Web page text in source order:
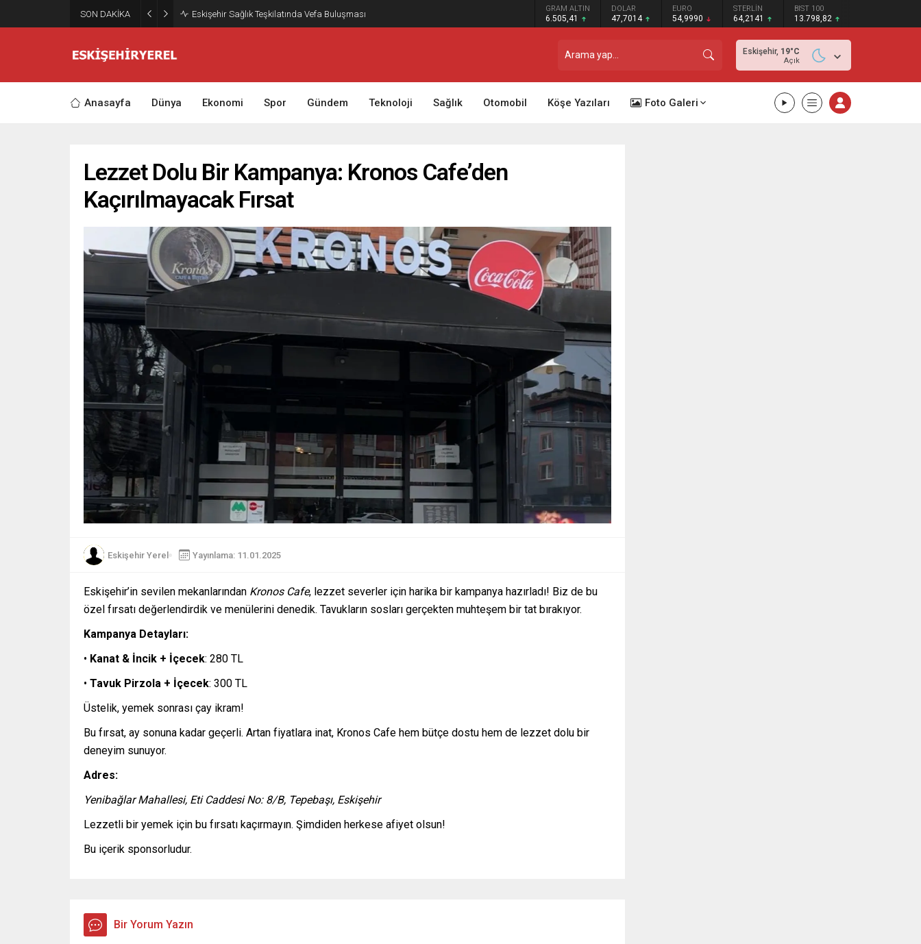
SON DAKİKA Eskişehir Sağlık Teşkilatında Vefa Buluşması GRAM ALTIN
6.505,41
DOLAR
47,7014
EURO
54,9990
STERLİN
64,2141
BIST 100
13.798,82
Eskişehir, 19°C
Açık
Anasayfa Dünya Ekonomi Spor Gündem Teknoloji Sağlık Otomobil Köşe Yazıları Foto Galeri
Lezzet Dolu Bir Kampanya: Kronos Cafe’den
Kaçırılmayacak Fırsat
Eskişehir Yerel Yayınlama: 11.01.2025
Eskişehir’in sevilen mekanlarından Kronos Cafe, lezzet severler için harika bir kampanya hazırladı! Biz de bu
özel fırsatı değerlendirdik ve menülerini denedik. Tavukların sosları gerçekten muhteşem bir tat bırakıyor.
Kampanya Detayları:
• Kanat & İncik + İçecek: 280 TL
• Tavuk Pirzola + İçecek: 300 TL
Üstelik, yemek sonrası çay ikram!
Bu fırsat, ay sonuna kadar geçerli. Artan fiyatlara inat, Kronos Cafe hem bütçe dostu hem de lezzet dolu bir
deneyim sunuyor.
Adres:
Yenibağlar Mahallesi, Eti Caddesi No: 8/B, Tepebaşı, Eskişehir
Lezzetli bir yemek için bu fırsatı kaçırmayın. Şimdiden herkese afiyet olsun!
Bu içerik sponsorludur.
Bir Yorum Yazın